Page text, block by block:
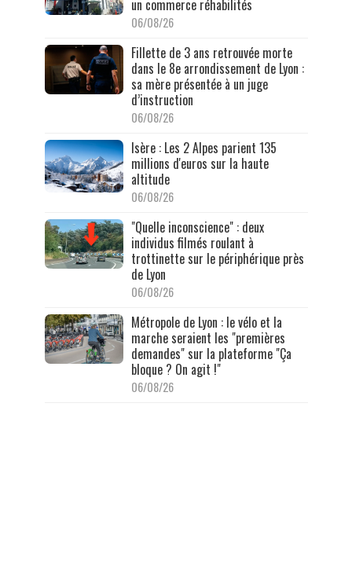
un commerce réhabilités
06/08/26
Fillette de 3 ans retrouvée morte
dans le 8e arrondissement de Lyon :
sa mère présentée à un juge
d’instruction
06/08/26
Isère : Les 2 Alpes parient 135
millions d'euros sur la haute
altitude
06/08/26
"Quelle inconscience" : deux
individus filmés roulant à
trottinette sur le périphérique près
de Lyon
06/08/26
Métropole de Lyon : le vélo et la
marche seraient les "premières
demandes" sur la plateforme "Ça
bloque ? On agit !"
06/08/26